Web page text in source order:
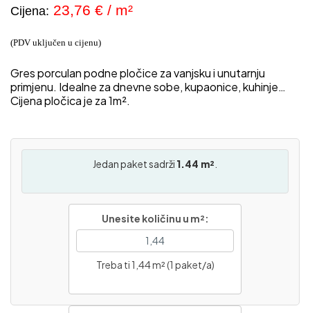
Cijena: 23,76 € / m²
(PDV uključen u cijenu)
Gres porculan podne pločice za vanjsku i unutarnju
primjenu. Idealne za dnevne sobe, kupaonice, kuhinje…
Cijena pločica je za 1m².
Jedan paket sadrži 1.44 m²
Unesite količinu u m²:
Treba ti 1,44 m² (1 paket/a)